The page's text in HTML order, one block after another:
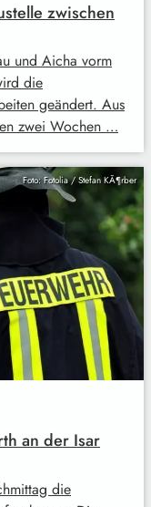
zwischen
und Aicha vorm
die
geändert. Aus
zwei Wochen …
Foto: Fotolia / Stefan KÃ¶rber
an der Isar
die